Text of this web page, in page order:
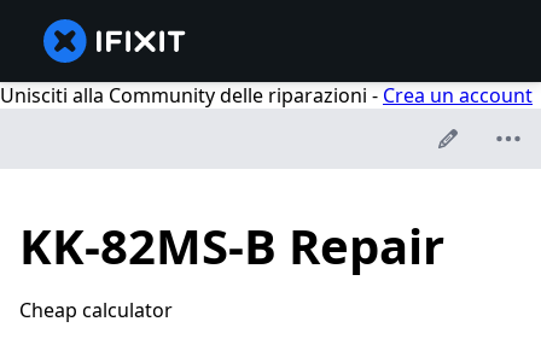
Unisciti alla Community delle riparazioni - Crea un account
KK-82MS-B Repair
Cheap calculator